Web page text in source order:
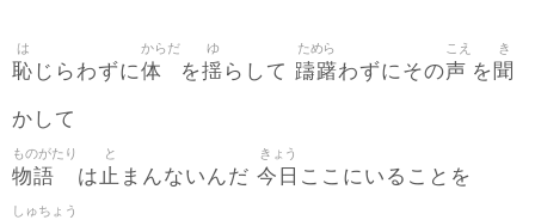
恥
は
じらわずに体
からだ
を揺
ゆ
らして 躊躇
ためら
わずにその声
こえ
を 聞
き
かして
物語
ものがたり
は 止
と
まんないんだ 今日
きょう
ここにいることを
しゅちょう